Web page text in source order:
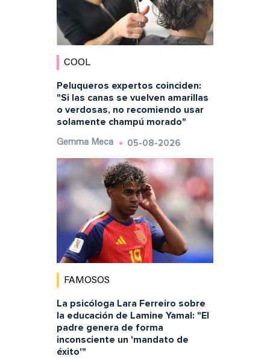
COOL
Peluqueros expertos coinciden:
"Si las canas se vuelven amarillas
o verdosas, no recomiendo usar
solamente champú morado"
Gemma Meca 05-08-2026
FAMOSOS
La psicóloga Lara Ferreiro sobre
la educación de Lamine Yamal: "El
padre genera de forma
inconsciente un 'mandato de
éxito'"